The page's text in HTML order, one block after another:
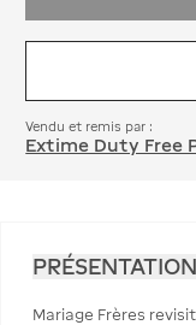
Vendu et remis par :
Extime Duty Free
PRÉSENTATION
Mariage Frères